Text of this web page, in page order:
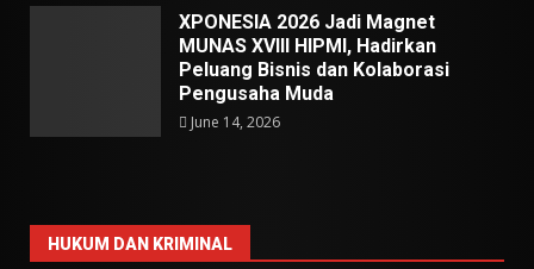
XPONESIA 2026 Jadi Magnet
MUNAS XVIII HIPMI, Hadirkan
Peluang Bisnis dan Kolaborasi
Pengusaha Muda
June 14, 2026
HUKUM DAN KRIMINAL